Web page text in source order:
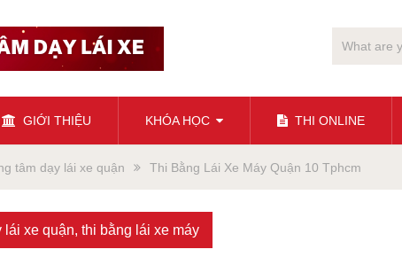
GIỚI THIỆU KHÓA HỌC THI ONLINE
tâm dạy lái xe quận Thi Bằng Lái Xe Máy Quận 10 Tphcm
lái xe quận, thi bằng lái xe máy